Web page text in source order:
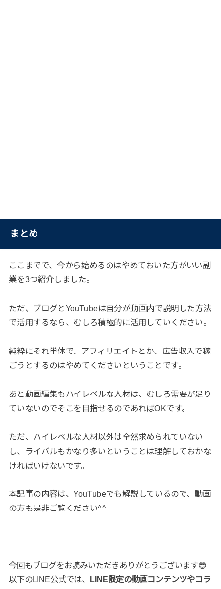
まとめ
ここまでで、今から始めるのはやめておいた方がいい副
業を3つ紹介しました。
ただ、ブログとYouTubeは自分が動画内で説明した方法
で活用するなら、むしろ積極的に活用していください。
純粋にそれ単体で、アフィリエイトとか、広告収入で稼
ごうとするのはやめてくださいということです。
あと動画編集もハイレベルな人材は、むしろ需要が足り
ていないのでそこを目指せるのであればOKです。
ただ、ハイレベルな人材以外は全然求められていない
し、ライバルもかなり多いということは理解しておかな
ければいけないです。
本記事の内容は、YouTubeでも解説しているので、動画
の方も是非ご覧ください^^
今回もブログをお読みいただきありがとうございます😎
以下のLINE公式では、 LINE限定の動画コンテンツやコラ